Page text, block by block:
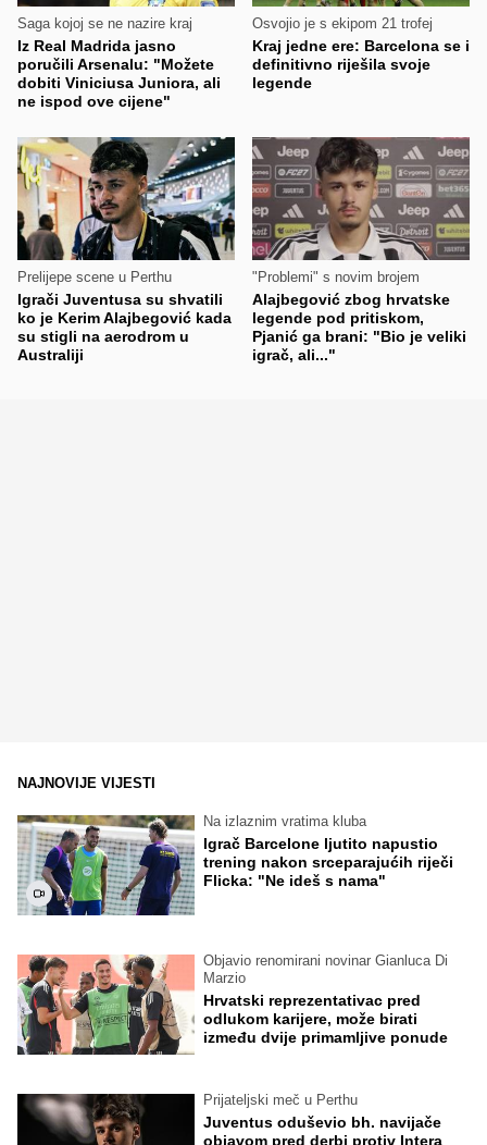
Saga kojoj se ne nazire kraj
Iz Real Madrida jasno
poručili Arsenalu: "Možete
dobiti Viniciusa Juniora, ali
ne ispod ove cijene"
Osvojio je s ekipom 21 trofej
Kraj jedne ere: Barcelona se i
definitivno riješila svoje
legende
Prelijepe scene u Perthu
Igrači Juventusa su shvatili
ko je Kerim Alajbegović kada
su stigli na aerodrom u
Australiji
"Problemi" s novim brojem
Alajbegović zbog hrvatske
legende pod pritiskom,
Pjanić ga brani: "Bio je veliki
igrač, ali..."
NAJNOVIJE VIJESTI
Na izlaznim vratima kluba
Igrač Barcelone ljutito napustio
trening nakon srceparajućih riječi
Flicka: "Ne ideš s nama"
Objavio renomirani novinar Gianluca Di
Marzio
Hrvatski reprezentativac pred
odlukom karijere, može birati
između dvije primamljive ponude
Prijateljski meč u Perthu
Juventus oduševio bh. navijače
objavom pred derbi protiv Intera